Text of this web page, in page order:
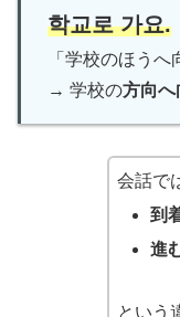
학교로 가요.
「学校のほうへ
→ 学校の方向へ
会話で
到
進
という